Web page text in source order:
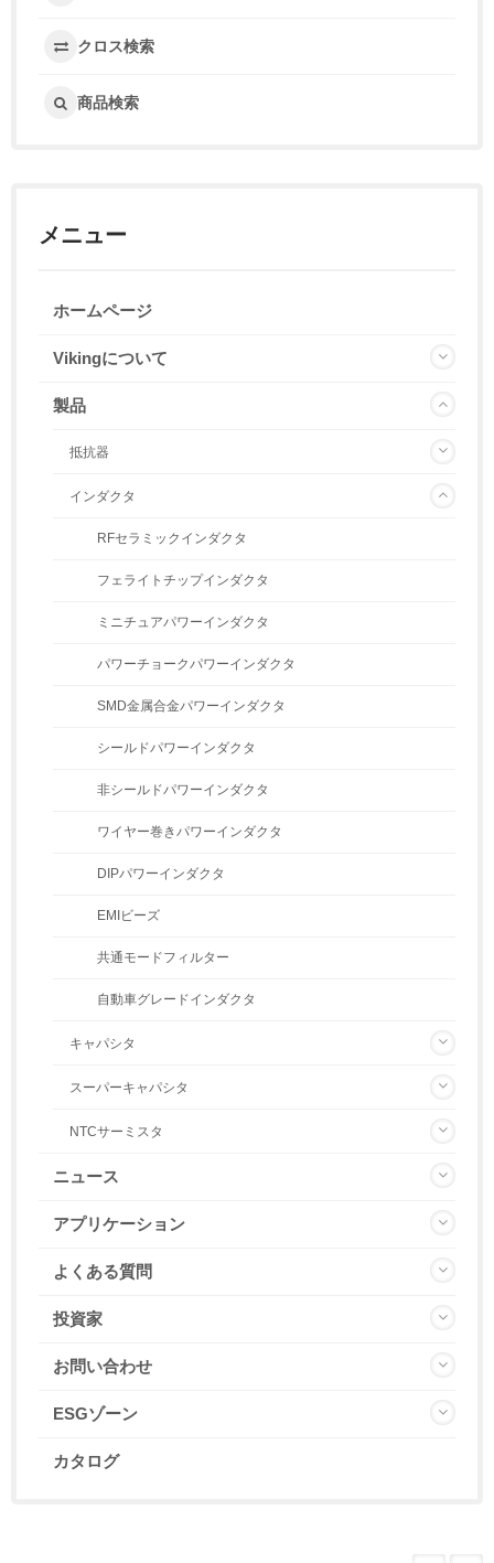
クロス検索
商品検索
メニュー
ホームページ
Vikingについて
製品
抵抗器
インダクタ
RFセラミックインダクタ
フェライトチップインダクタ
ミニチュアパワーインダクタ
パワーチョークパワーインダクタ
SMD金属合金パワーインダクタ
シールドパワーインダクタ
非シールドパワーインダクタ
ワイヤー巻きパワーインダクタ
DIPパワーインダクタ
EMIビーズ
共通モードフィルター
自動車グレードインダクタ
キャパシタ
スーパーキャパシタ
NTCサーミスタ
ニュース
アプリケーション
よくある質問
投資家
お問い合わせ
ESGゾーン
カタログ